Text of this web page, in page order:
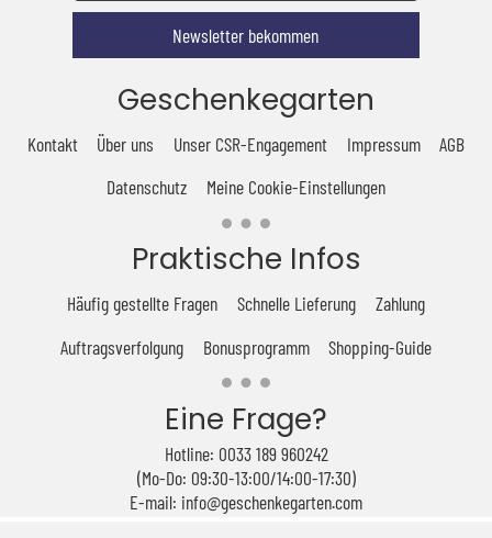
Newsletter bekommen
Geschenkegarten
Kontakt Über uns Unser CSR-Engagement Impressum
AGB
Datenschutz
Meine Cookie-Einstellungen
Praktische Infos
Häufig gestellte Fragen Schnelle Lieferung
Zahlung
Auftragsverfolgung
Bonusprogramm Shopping-Guide
Eine Frage?
Hotline: 0033 189 960242
(Mo-Do: 09:30-13:00/14:00-17:30)
E-mail: info@geschenkegarten.com